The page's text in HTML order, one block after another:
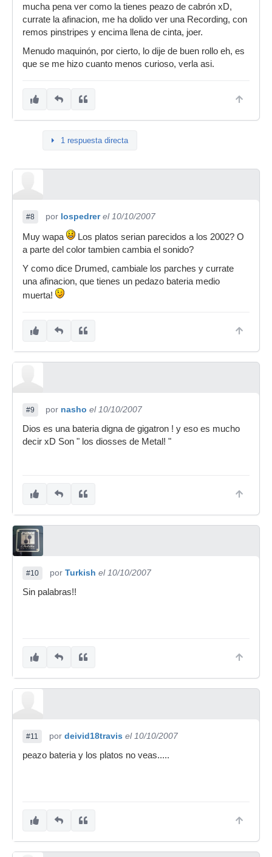
mucha pena ver como la tienes peazo de cabrón xD,
currate la afinacion, me ha dolido ver una Recording, con
remos pinstripes y encima llena de cinta, joer.
Menudo maquinón, por cierto, lo dije de buen rollo eh, es
que se me hizo cuanto menos curioso, verla asi.
1 respuesta directa
#8 por lospedrer el 10/10/2007
Muy wapa
Los platos serian parecidos a los 2002? O
a parte del color tambien cambia el sonido?
Y como dice Drumed, cambiale los parches y currate
una afinacion, que tienes un pedazo bateria medio
muerta!
#9 por nasho el 10/10/2007
Dios es una bateria digna de gigatron ! y eso es mucho
decir xD Son " los diosses de Metal! "
#10 por Turkish el 10/10/2007
Sin palabras!!
#11 por deivid18travis el 10/10/2007
peazo bateria y los platos no veas.....